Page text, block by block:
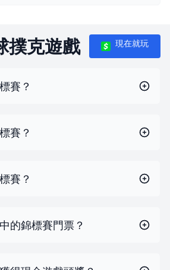
撲克遊戲 現在就玩
賽？
賽？
賽？
的錦標賽門票？